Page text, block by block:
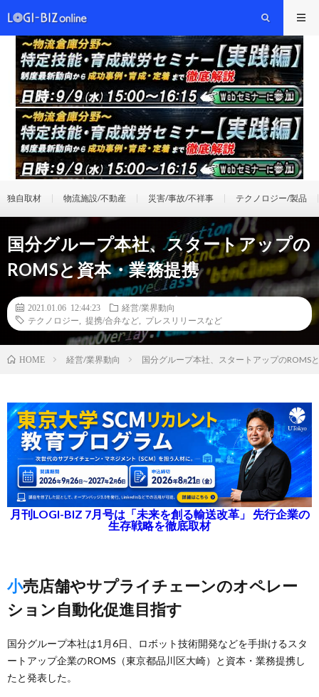
独自取材 物流施設/不動産 災害/事故/不祥事 テクノロジー/製品
国分グループ本社、スタートアップの
ROMSと資本・業務提携
2021.01.06 12:44:23
経営/業界動向
テクノロジー
提携/合弁など プレスリリースなど
HOME 経営/業界動向 国分グループ本社、スタートアップのROMS
月刊LOGI-BIZ 7月号は「未来を創る輸送改革」 先行企業の
生存戦略を徹底取材
小売店舗やサプライチェーンのオペレー
ション自動化促進目指す
国分グループ本社は1月6日、ロボット技術開発などを手掛けるスタ
ートアップ企業のROMS（東京都品川区大崎）と資本・業務提携し
たと発表した。